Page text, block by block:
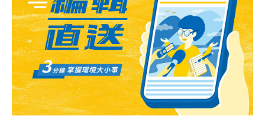
絡方式，不清楚到底是誰種的。這不是三重客運輔大站首
次開放場地讓學生來發揮創意，熊光宇說，由於輔大站與
學校關係緊密，學生要借公車拍攝短片，或是在公車上做
創意布置，過去都很歡迎，這是其他公車總站看不到的，
「我們跟學校比起鄰居更像親人關係。」